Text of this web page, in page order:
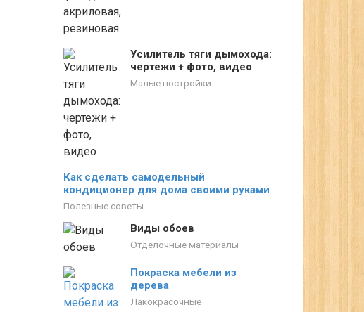
Усилитель тяги дымохода:
чертежи + фото, видео
Малые постройки
Как сделать самодельный
кондиционер для дома своими руками
Полезные советы
Виды обоев
Отделочные материалы
Покраска мебели из
дерева
Лакокрасочные